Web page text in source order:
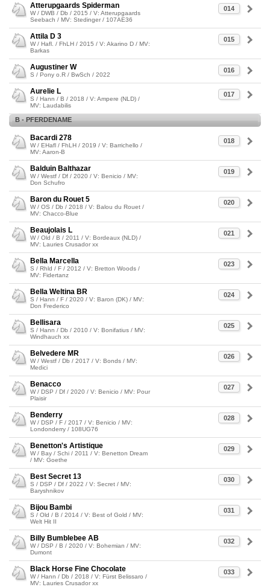
014
Atterupgaards Spiderman
W / DWB / Db / 2015 / V: Atterupgaards
Seebach / MV: Stedinger / 107AE36
015
Attila D 3
W / Hafl. / FhLH / 2015 / V: Akarino D / MV:
Barkas
016
Augustiner W
S / Pony o.R / BwSch / 2022
017
Aurelie L
S / Hann / B / 2018 / V: Ampere (NLD) /
MV: Laudabilis
B - PFERDENAME
018
Bacardi 278
W / EHafl / FhLH / 2019 / V: Barrichello /
MV: Aaron-B
019
Balduin Balthazar
W / Westf / Df / 2020 / V: Benicio / MV:
Don Schufro
020
Baron du Rouet 5
W / OS / Db / 2018 / V: Balou du Rouet /
MV: Chacco-Blue
021
Beaujolais L
W / Old / B / 2011 / V: Bordeaux (NLD) /
MV: Lauries Crusador xx
023
Bella Marcella
S / Rhld / F / 2012 / V: Bretton Woods /
MV: Fidertanz
024
Bella Weltina BR
S / Hann / F / 2020 / V: Baron (DK) / MV:
Don Frederico
025
Bellisara
S / Hann / Db / 2010 / V: Bonifatius / MV:
Windhauch xx
026
Belvedere MR
W / Westf / Db / 2017 / V: Bonds / MV:
Medici
027
Benacco
W / DSP / Df / 2020 / V: Benicio / MV: Pour
Plaisir
028
Benderry
W / DSP / F / 2017 / V: Benicio / MV:
Londonderry / 108UG76
029
Benetton's Artistique
W / Bay / Schi / 2011 / V: Benetton Dream
/ MV: Goethe
030
Best Secret 13
S / DSP / Df / 2022 / V: Secret / MV:
Baryshnikov
031
Bijou Bambi
S / Old / B / 2014 / V: Best of Gold / MV:
Welt Hit II
032
Billy Bumblebee AB
W / DSP / B / 2020 / V: Bohemian / MV:
Dumont
033
Black Horse Fine Chocolate
W / Hann / Db / 2018 / V: Fürst Belissaro /
MV: Lauries Crusador xx